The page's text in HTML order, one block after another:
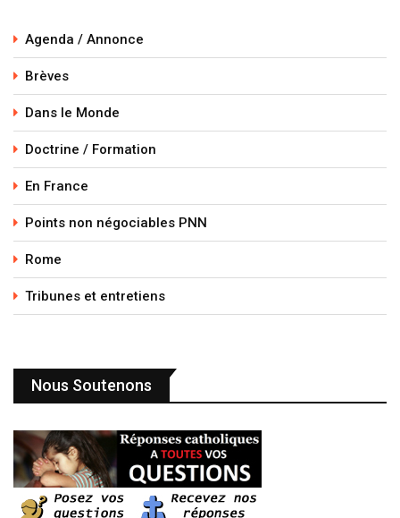
Agenda / Annonce
Brèves
Dans le Monde
Doctrine / Formation
En France
Points non négociables PNN
Rome
Tribunes et entretiens
Nous Soutenons